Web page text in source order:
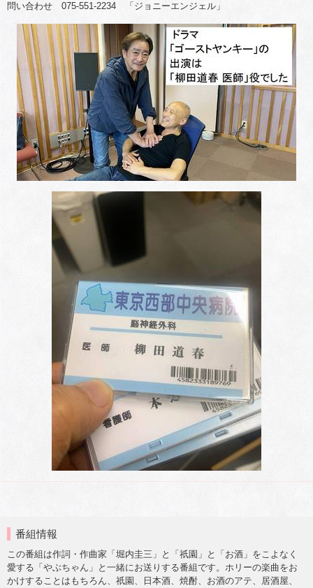
問い合わせ 075-551-2234 「ジョニーエンジェル」
番組情報
この番組は作詞・作曲家「堀内圭三」と「祇園」と「お酒」をこよなく
愛する「やぶちゃん」と一緒にお送りする番組です。ホリーの楽曲をお
かけすることはもちろん、祇園、日本酒、焼酎、お酒のアテ、居酒屋、